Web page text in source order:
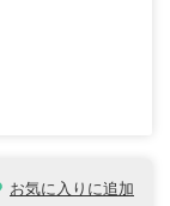
お気に入りに追加